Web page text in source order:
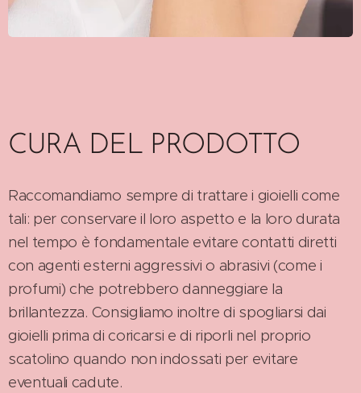
CURA DEL PRODOTTO
Raccomandiamo sempre di trattare i gioielli come
tali: per conservare il loro aspetto e la loro durata
nel tempo è fondamentale evitare contatti diretti
con agenti esterni aggressivi o abrasivi (come i
profumi) che potrebbero danneggiare la
brillantezza. Consigliamo inoltre di spogliarsi dai
gioielli prima di coricarsi e di riporli nel proprio
scatolino quando non indossati per evitare
eventuali cadute.